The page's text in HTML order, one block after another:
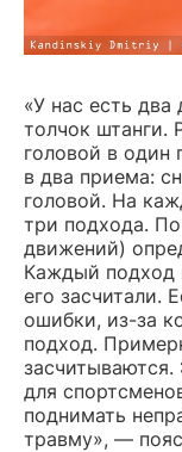
«У нас есть
толчок штанги.
головой в
в два приема:
головой. На
три подхода.
движений)
Каждый подход
его засчитали.
ошибки, из-за
подход.
для
поднимать
травму», —